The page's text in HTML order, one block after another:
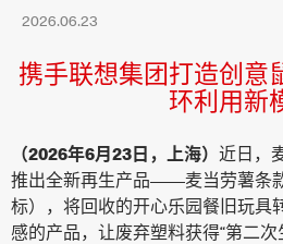
2026.06.23
携手联想集团打造创意
环利用新
（2026年6月23日，上海） 近日，
推出全新再生产品——麦当劳薯条
标），将回收的开心乐园餐旧玩具
感的产品，让废弃塑料获得“第二次